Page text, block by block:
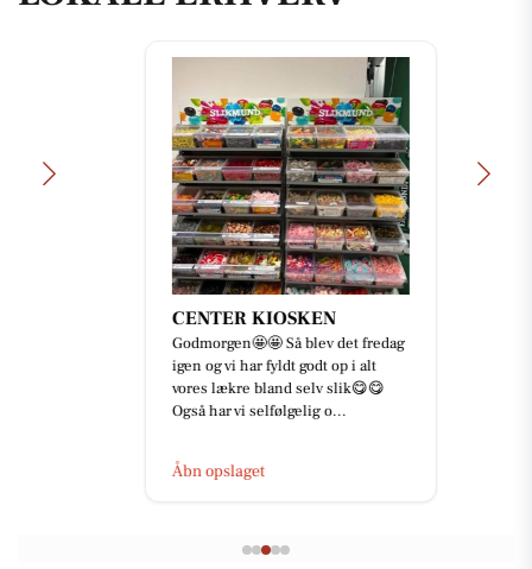
CENTER KIOSKEN
Godmorgen🤩🤩 Så blev det fredag
igen og vi har fyldt godt op i alt
vores lækre bland selv slik😋😋
Også har vi selfølgelig o...
Åbn opslaget